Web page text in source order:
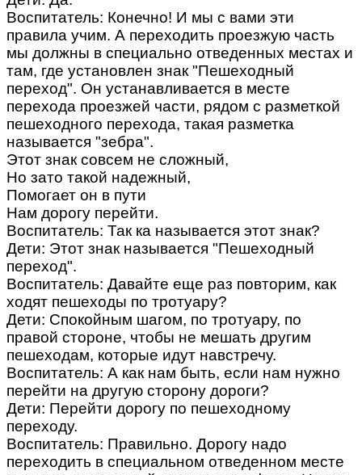
Воспитатель: Конечно! И мы с вами эти
правила учим. А переходить проезжую часть
мы должны в специально отведенных местах и
там, где установлен знак "Пешеходный
переход". Он устанавливается в месте
перехода проезжей части, рядом с разметкой
пешеходного перехода, такая разметка
называется "зебра".
Этот знак совсем не сложный,
Но зато такой надежный,
Помогает он в пути
Нам дорогу перейти.
Воспитатель: Так ка называется этот знак?
Дети: Этот знак называется "Пешеходный
переход".
Воспитатель: Давайте еще раз повторим, как
ходят пешеходы по тротуару?
Дети: Спокойным шагом, по тротуару, по
правой стороне, чтобы не мешать другим
пешеходам, которые идут навстречу.
Воспитатель: А как нам быть, если нам нужно
перейти на другую сторону дороги?
Дети: Перейти дорогу по пешеходному
переходу.
Воспитатель: Правильно. Дорогу надо
переходить в специальном отведенном месте